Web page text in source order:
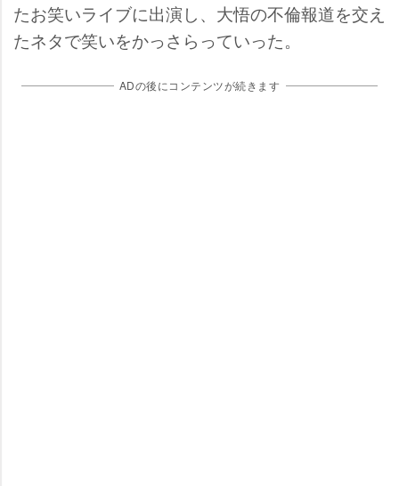
たお笑いライブに出演し、大悟の不倫報道を交え
たネタで笑いをかっさらっていった。
ADの後にコンテンツが続きます